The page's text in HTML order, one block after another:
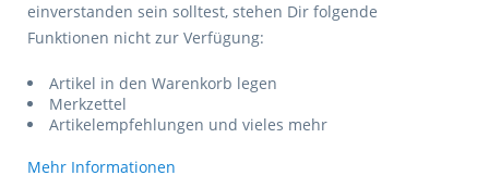
Übersicht Bälle
weiß/grün/schwarz 10er Ballpaket inkl.
Ballnetz
einverstanden sein solltest, stehen Dir folgende
Funktionen nicht zur Verfügung:
Artikel in den Warenkorb legen
Merkzettel
Artikelempfehlungen und vieles mehr
Mehr Informationen